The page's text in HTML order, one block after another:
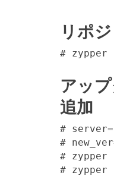
リポ
#
アッ
追加
#
#
# zypper
# zypper